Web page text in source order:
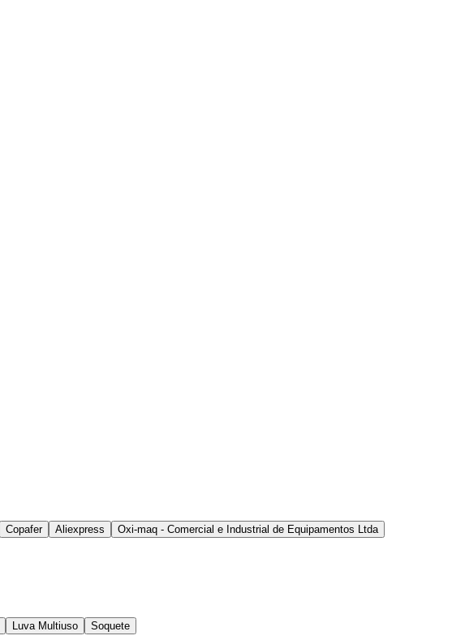
Copafer Aliexpress
Oxi-maq - Comercial e Industrial de Equipamentos Ltda
Luva Multiuso Soquete